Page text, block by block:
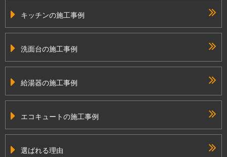
キッチンの施工事例
洗面台の施工事例
給湯器の施工事例
エコキュートの施工事例
選ばれる理由